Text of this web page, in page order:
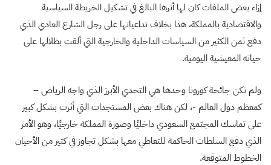
إزاء بعض الملفات كان لها أثرها البالغ في تشكيل الخريطة السياسية
والاقتصادية بالمملكة، هذا بخلاف تداعياتها على رجل الشارع العادي الذي
دفع ثمن الكثير من السياسات الداخلية والخارجية التي ألقت بظلالها على
حياته المعيشية اليومية.
ولم تكن جائحة كورونا وحدها هي التحدي الأبرز الذي واجه الرياض –
كمعظم دول العالم -، لكن هناك بعض المستجدات التي أثرت بشكل كبير
على تماسك المجتمع السعودي داخليًا وصورة المملكة خارجيًا، وهو الأمر
الذي دفع السلطات الحاكمة للتعاطي معها بشكل تجاوز في كثير من الأحيان
الخطوط المتوقعة.